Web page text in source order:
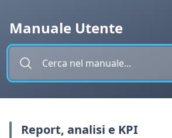
Manuale Utente
Report, analisi e KPI